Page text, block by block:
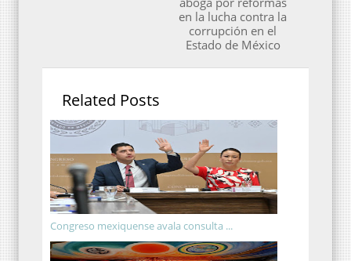
en la lucha contra la
corrupción en el
Estado de México
Related Posts
Congreso mexiquense avala consulta ...